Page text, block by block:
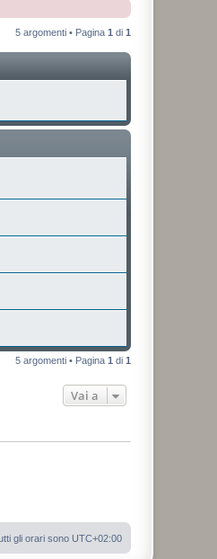
5 argomenti • Pagina 1 di 1
5 argomenti • Pagina 1 di 1
Vai a
gli orari sono UTC+02:00